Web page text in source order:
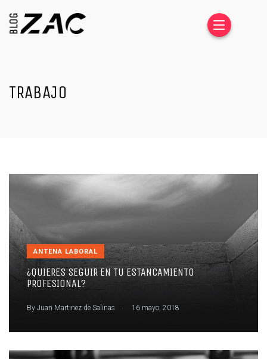
TRABAJO
ANTENA LABORAL
¿QUIERES SEGUIR EN TU ESTANCAMIENTO
PROFESIONAL?
By Juan Martinez de Salinas 16 mayo, 2018